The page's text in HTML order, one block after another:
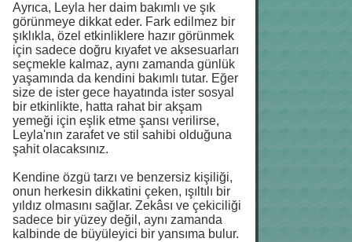
Ayrıca, Leyla her daim bakımlı ve şık
görünmeye dikkat eder. Fark edilmez bir
şıklıkla, özel etkinliklere hazır görünmek
için sadece doğru kıyafet ve aksesuarları
seçmekle kalmaz, aynı zamanda günlük
yaşamında da kendini bakımlı tutar. Eğer
size de ister gece hayatında ister sosyal
bir etkinlikte, hatta rahat bir akşam
yemeği için eşlik etme şansı verilirse,
Leyla'nın zarafet ve stil sahibi olduğuna
şahit olacaksınız.
Kendine özgü tarzı ve benzersiz kişiliği,
onun herkesin dikkatini çeken, ışıltılı bir
yıldız olmasını sağlar. Zekâsı ve çekiciliği
sadece bir yüzey değil, aynı zamanda
kalbinde de büyüleyici bir yansıma bulur.